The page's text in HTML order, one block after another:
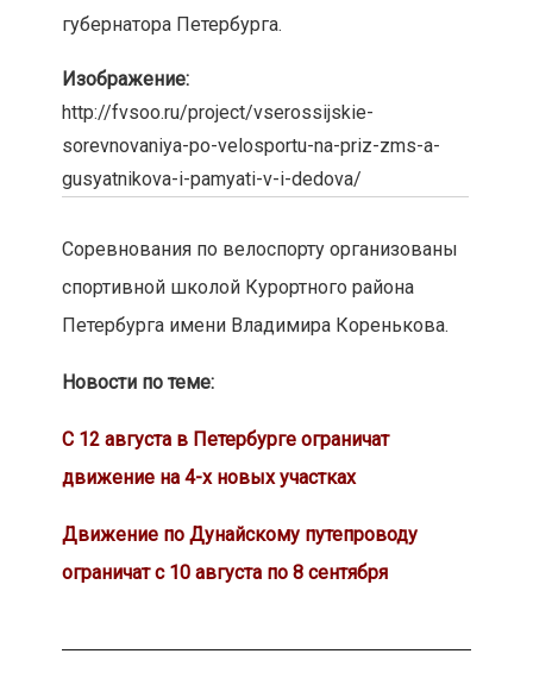
губернатора Петербурга.
Изображение:
http://fvsoo.ru/project/vserossijskie-
sorevnovaniya-po-velosportu-na-priz-zms-a-
gusyatnikova-i-pamyati-v-i-dedova/
Соревнования по велоспорту организованы
спортивной школой Курортного района
Петербурга имени Владимира Коренькова.
Новости по теме:
С 12 августа в Петербурге ограничат
движение на 4-х новых участках
Движение по Дунайскому путепроводу
ограничат с 10 августа по 8 сентября